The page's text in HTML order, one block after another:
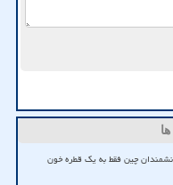
حمل دانشمندان چین فقط به یک قطره خون